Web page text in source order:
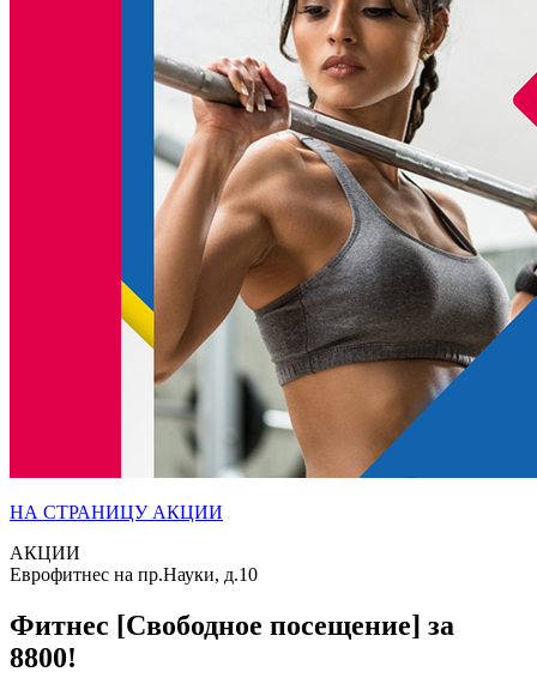
НА СТРАНИЦУ АКЦИИ
АКЦИИ
Еврофитнес на пр.Науки, д.10
Фитнес [Свободное посещение] за
8800!